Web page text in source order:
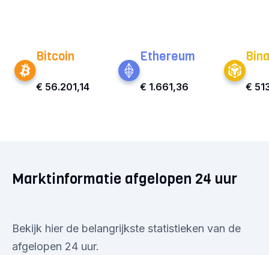
Bitcoin
€ 56.201,14
Ethereum
€ 1.661,36 €
Marktinformatie afgelopen 24 uur
Bekijk hier de belangrijkste statistieken van de
afgelopen 24 uur.